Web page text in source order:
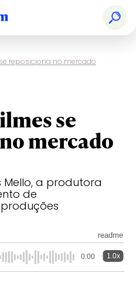
reposiciona no mercado
se
mercado
Mello, a produtora
de
readme
0:00 1.0x